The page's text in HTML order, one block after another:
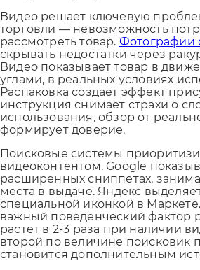
Видео решает ключевую
торговли — невозможность
рассмотреть товар. Фотографии
скрывать недостатки через
Видео показывает товар в
углами, в реальных условиях
Распаковка создает эффект
инструкция снимает страхи о
использования, обзор от
формирует доверие.
Поисковые системы
видеоконтентом. Google
расширенных сниппетах,
места в выдаче. Яндекс
специальной иконкой в
важный поведенческий фактор
растет в 2-3 раза при наличии
второй по величине поисковик
становится дополнительным